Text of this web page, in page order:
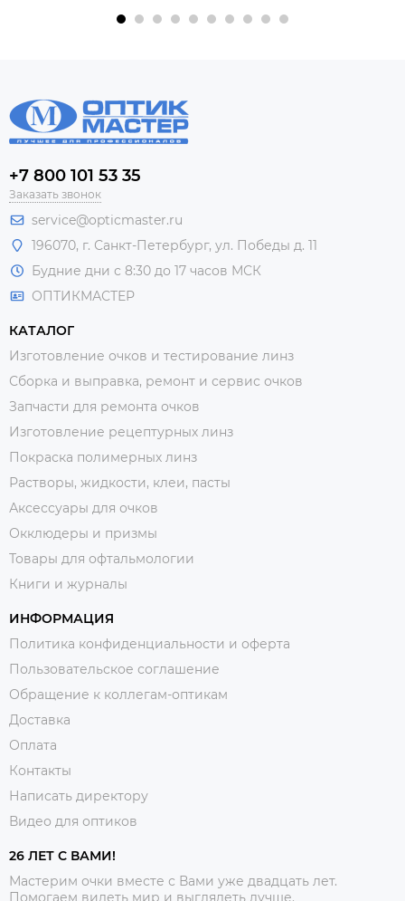
+7 800 101 53 35
Заказать звонок
service@opticmaster.ru
196070, г. Санкт-Петербург, ул. Победы д. 11
Будние дни с 8:30 до 17 часов МСК
ОПТИКМАСТЕР
КАТАЛОГ
Изготовление очков и тестирование линз
Сборка и выправка, ремонт и сервис очков
Запчасти для ремонта очков
Изготовление рецептурных линз
Покраска полимерных линз
Растворы, жидкости, клеи, пасты
Аксессуары для очков
Окклюдеры и призмы
Товары для офтальмологии
Книги и журналы
ИНФОРМАЦИЯ
Политика конфиденциальности и оферта
Пользовательское соглашение
Обращение к коллегам-оптикам
Доставка
Оплата
Контакты
Написать директору
Видео для оптиков
26 ЛЕТ С ВАМИ!
Мастерим очки вместе с Вами уже двадцать лет.
Помогаем видеть мир и выглядеть лучше.